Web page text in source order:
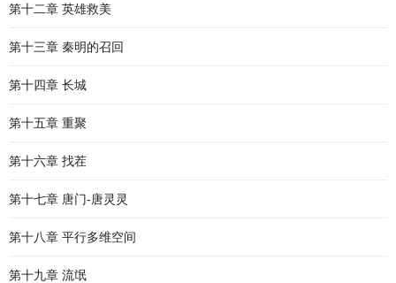
第十二章 英雄救美
第十三章 秦明的召回
第十四章 长城
第十五章 重聚
第十六章 找茬
第十七章 唐门-唐灵灵
第十八章 平行多维空间
第十九章 流氓